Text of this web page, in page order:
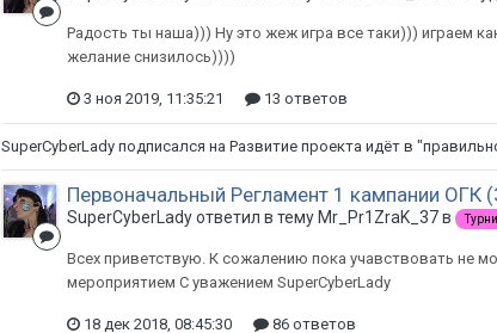
Радость ты наша))) Ну это жеж игра все таки))) играем
желание снизилось))))
3 ноя 2019, 11:35:21 13 ответов
SuperCyberLady подписался наРазвитие проекта идёт в
Первоначальный Регламент 1 кампании ОГК
SuperCyberLady ответил в тему Mr_Pr1ZraK_37 в
Всех приветствую. К сожалению пока учавствовать не
мероприятием С уважением SuperCyberLady
18 дек 2018, 08:45:30 86 ответов